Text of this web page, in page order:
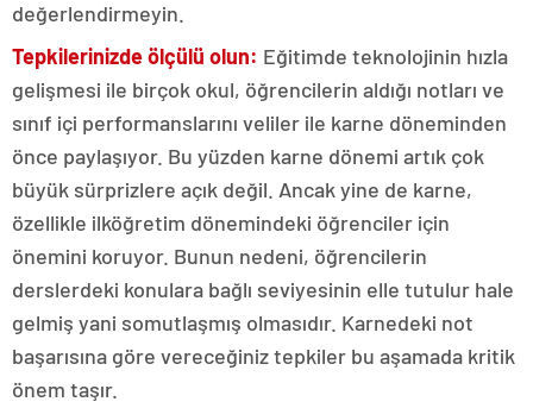
değerlendirmeyin.
Tepkilerinizde ölçülü olun: Eğitimde teknolojinin hızla
gelişmesi ile birçok okul, öğrencilerin aldığı notları ve
sınıf içi performanslarını veliler ile karne döneminden
önce paylaşıyor. Bu yüzden karne dönemi artık çok
büyük sürprizlere açık değil. Ancak yine de karne,
özellikle ilköğretim dönemindeki öğrenciler için
önemini koruyor. Bunun nedeni, öğrencilerin
derslerdeki konulara bağlı seviyesinin elle tutulur hale
gelmiş yani somutlaşmış olmasıdır. Karnedeki not
başarısına göre vereceğiniz tepkiler bu aşamada kritik
önem taşır.